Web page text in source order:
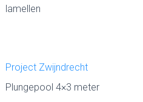
lamellen
Project Zwijndrecht
Plungepool 4×3 meter